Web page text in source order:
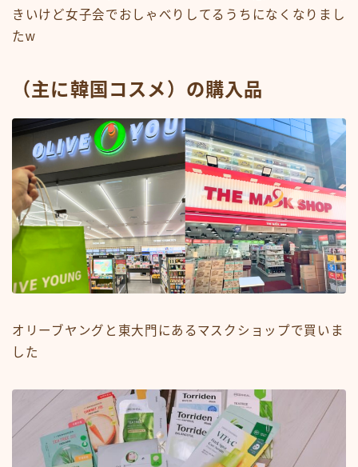
きいけど女子会でおしゃべりしてるうちになくなりまし
たw
（主に韓国コスメ）の購入品
オリーブヤングと東大門にあるマスクショップで買いま
した